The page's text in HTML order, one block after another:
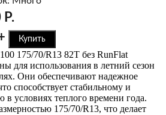
Р.
Купить
175/70/R13 82T без RunFlat
для использования в летний сезон
Они обеспечивают надежное
способствует стабильному и
условиях теплого времени года.
175/70/R13, что делает